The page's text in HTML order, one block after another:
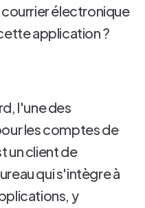
électronique
application ?
l'une des
les comptes de
un client de
qui s'intègre à
y